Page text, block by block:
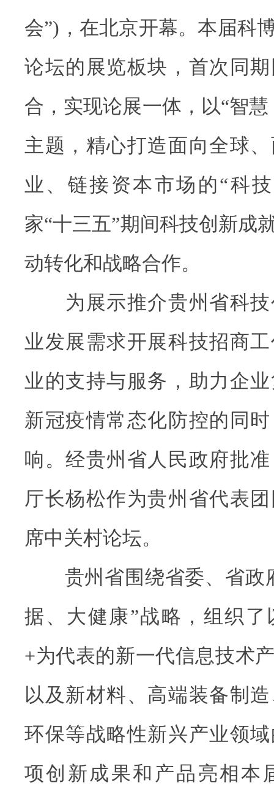
会”)，在北京开幕。本届科
论坛的展览板块，首次同
合，实现论展一体，以“智
主题，精心打造面向全球
业、链接资本市场的“科
家“十三五”期间科技创新成
动转化和战略合作。
为展示推介贵州省科技
业发展需求开展科技招商
业的支持与服务，助力企
新冠疫情常态化防控的同
响。经贵州省人民政府批
厅长杨松作为贵州省代表
席中关村论坛。
贵州省围绕省委、省政
据、大健康”战略，组织
+为代表的新一代信息技术
以及新材料、高端装备制
环保等战略性新兴产业领
项创新成果和产品亮相本